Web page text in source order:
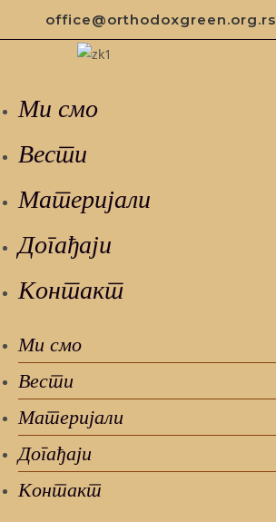
office@orthodoxgreen.org.rs
Ми смо
Вести
Материјали
Догађаји
Контакт
Ми смо
Вести
Материјали
Догађаји
Контакт